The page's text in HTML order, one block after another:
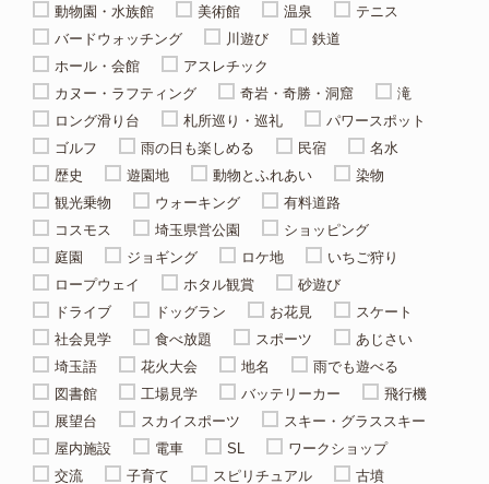
動物園・水族館
美術館 温泉
テニス
バードウォッチング
川遊び
鉄道
ホール・会館
アスレチック
カヌー・ラフティング
奇岩・奇勝・洞窟
滝
ロング滑り台
札所巡り・巡礼
パワースポット
ゴルフ
雨の日も楽しめる 民宿
名水
歴史
遊園地 動物とふれあい
染物
観光乗物
ウォーキング
有料道路
コスモス
埼玉県営公園
ショッピング
庭園
ジョギング ロケ地
いちご狩り
ロープウェイ
ホタル観賞
砂遊び
ドライブ
ドッグラン お花見
スケート
社会見学
食べ放題 スポーツ
あじさい
埼玉語
花火大会 地名
雨でも遊べる
図書館
工場見学 バッテリーカー
飛行機
展望台
スカイスポーツ
スキー・グラススキー
屋内施設
電車 SL
ワークショップ
交流
子育て スピリチュアル 古墳